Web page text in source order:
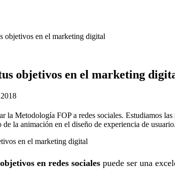
objetivos en el marketing digital
objetivos en el marketing
la Metodología FOP a redes sociales. Estudiamos
la animación en el diseño de experiencia de usuario.
en redes sociales puede ser una